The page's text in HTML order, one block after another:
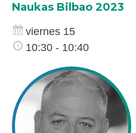
Naukas Bilbao 2023
viernes 15
10:30 - 10:40